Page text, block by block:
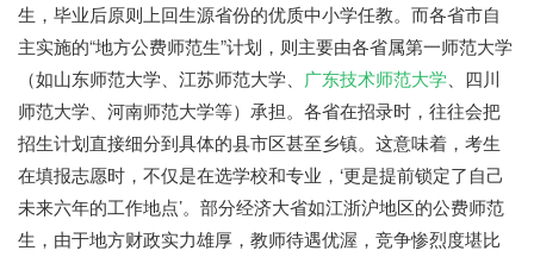
生，毕业后原则上回生源省份的优质中小学任教。而各省市自
主实施的“地方公费师范生”计划，则主要由各省属第一师范大学
（如山东师范大学、江苏师范大学、 广东技术师范大学、四川
师范大学、河南师范大学等）承担。各省在招录时，往往会把
招生计划直接细分到具体的县市区甚至乡镇。这意味着，考生
在填报志愿时，不仅是在选学校和专业，‘更是提前锁定了自己
未来六年的工作地点’。部分经济大省如江浙沪地区的公费师范
生，由于地方财政实力雄厚，教师待遇优渥，竞争惨烈度堪比